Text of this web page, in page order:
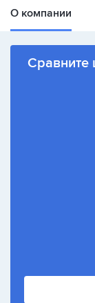
О компании
Сравните